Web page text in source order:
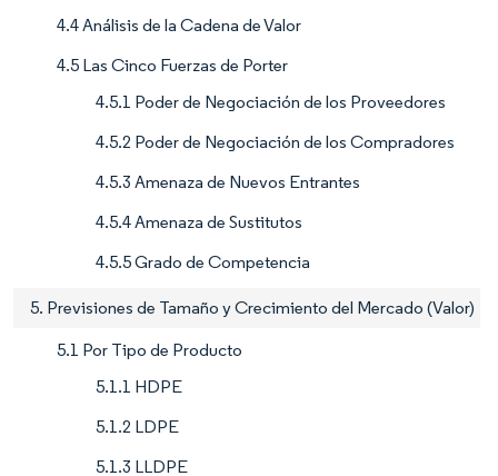
4.4 Análisis de la Cadena de Valor
4.5 Las Cinco Fuerzas de Porter
4.5.1 Poder de Negociación de los Proveedores
4.5.2 Poder de Negociación de los Compradores
4.5.3 Amenaza de Nuevos Entrantes
4.5.4 Amenaza de Sustitutos
4.5.5 Grado de Competencia
5. Previsiones de Tamaño y Crecimiento del Mercado (Valor)
5.1 Por Tipo de Producto
5.1.1 HDPE
5.1.2 LDPE
5.1.3 LLDPE